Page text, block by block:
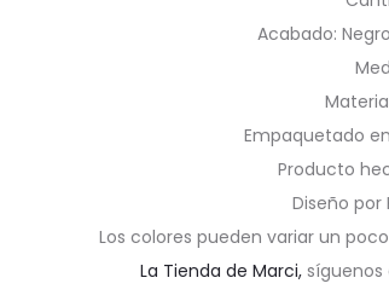
Acabado:
Empaquetado
Producto
Diseño por
Los colores pueden variar un
La Tienda de Marci,